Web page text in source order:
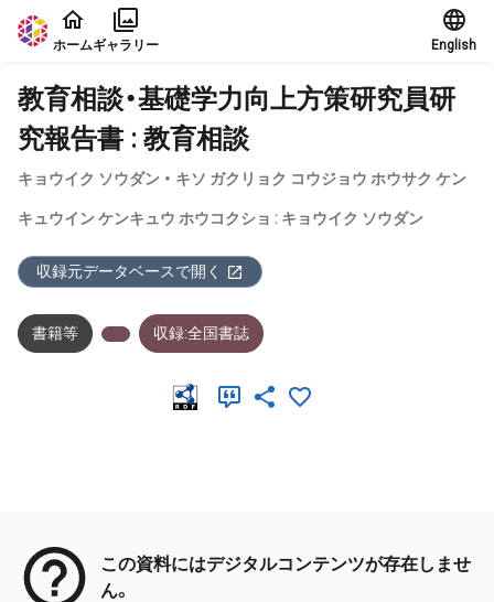
本文に飛ぶ
ホームギャラリー English
教育相談・基礎学力向上方策研究員研
究報告書 : 教育相談
キョウイク ソウダン ・ キソ ガクリョク コウジョウ ホウサク ケン
キュウイン ケンキュウ ホウコクショ : キョウイク ソウダン
収録元データベースで開く
書籍等 収録:全国書誌
この資料にはデジタルコンテンツが存在しませ
ん。